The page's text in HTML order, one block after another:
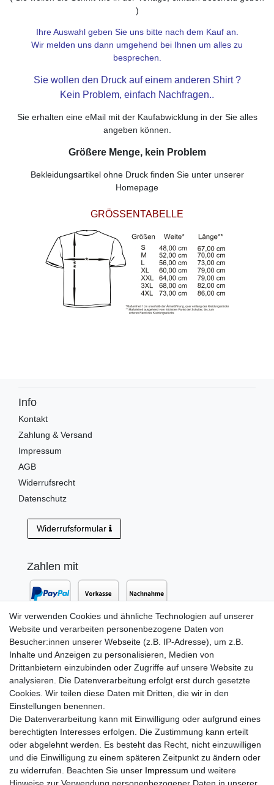
)
Ihre Auswahl geben Sie uns bitte nach dem Kauf an.
Wir melden uns dann umgehend bei Ihnen um alles zu
besprechen.
Sie wollen den Druck auf einem anderen Shirt ?
Kein Problem, einfach Nachfragen..
Sie erhalten eine eMail mit der Kaufabwicklung in der Sie alles
angeben können.
Größere Menge, kein Problem
Bekleidungsartikel ohne Druck finden Sie unter unserer
Homepage
GRÖSSENTABELLE
Info
Kontakt
Zahlung & Versand
Impressum
AGB
Widerrufsrecht
Datenschutz
Widerrufsformular
Zahlen mit
Versand mit
Newsletter Anmeldung
E-MAIL **
Newsletter
Wir verwenden Cookies und ähnliche Technologien auf unserer
Website und verarbeiten personenbezogene Daten von
Besucher:innen unserer Webseite (z.B. IP-Adresse), um z.B.
Inhalte und Anzeigen zu personalisieren, Medien von
Drittanbietern einzubinden oder Zugriffe auf unsere Website zu
analysieren. Die Datenverarbeitung erfolgt erst durch gesetzte
Cookies. Wir teilen diese Daten mit Dritten, die wir in den
Einstellungen benennen.
Die Datenverarbeitung kann mit Einwilligung oder aufgrund eines
berechtigten Interesses erfolgen. Die Zustimmung kann erteilt
oder abgelehnt werden. Es besteht das Recht, nicht einzuwilligen
und die Einwilligung zu einem späteren Zeitpunkt zu ändern oder
zu widerrufen. Beachten Sie unser Impressum und weitere